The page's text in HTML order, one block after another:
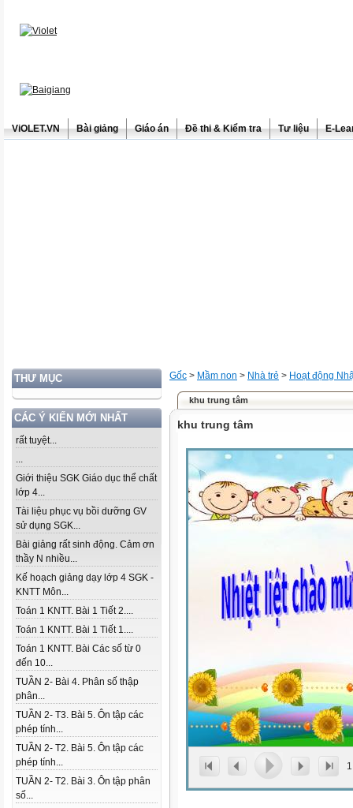
ViOLET.VN Bài giảng Giáo án Đề thi & Kiểm tra Tư liệu E-
THƯ MỤC
CÁC Ý KIẾN MỚI NHẤT
rất tuyệt...
...
Giới thiệu SGK Giáo dục thể chất
lớp 4...
Tài liệu phục vụ bồi dưỡng GV
sử dụng SGK...
Bài giảng rất sinh động. Cảm ơn
thầy N nhiều...
Kế hoạch giảng dạy lớp 4 SGK -
KNTT Môn...
Toán 1 KNTT. Bài 1 Tiết 2....
Toán 1 KNTT. Bài 1 Tiết 1....
Toán 1 KNTT. Bài Các số từ 0
đến 10...
TUẦN 2- Bài 4. Phân số thập
phân...
TUẦN 2- T3. Bài 5. Ôn tập các
phép tính...
TUẦN 2- T2. Bài 5. Ôn tập các
phép tính...
TUẦN 2- T2. Bài 3. Ôn tập phân
số...
Gốc > Mầm non > Nhà trẻ > Hoạt động
khu trung tâm
khu trung tâm
1